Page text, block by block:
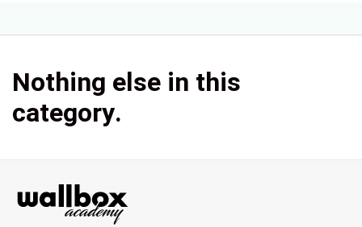
Nothing else in this
category.